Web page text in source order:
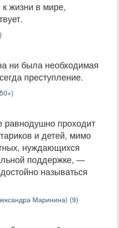
жизни в мире,
ни была необходимая
преступление.
равнодушно проходит
и детей, мимо
нуждающихся
поддержке, —
называться
Маринина) (9)